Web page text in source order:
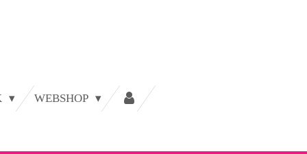
WEBSHOP